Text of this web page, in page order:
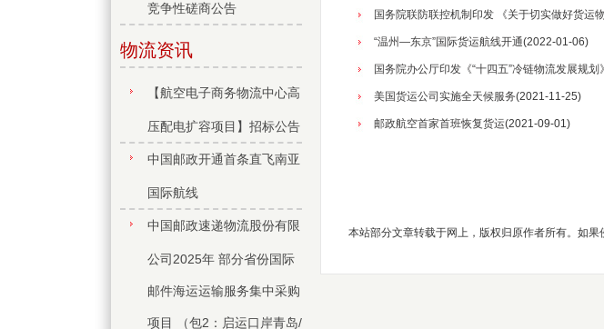
竞争性磋商公告
物流资讯
【航空电子商务物流中心高
压配电扩容项目】招标公告
中国邮政开通首条直飞南亚
国际航线
中国邮政速递物流股份有限
公司2025年 部分省份国际
邮件海运运输服务集中采购
项目 （包2：启运口岸青岛/
国务院联防联控机制印发 《关于切实做好货运
“温州—东京”国际货运航线开通(2022-01-06)
国务院办公厅印发《“十四五”冷链物流发展规划》
美国货运公司实施全天候服务(2021-11-25)
邮政航空首家首班恢复货运(2021-09-01)
本站部分文章转载于网上，版权归原作者所有。如